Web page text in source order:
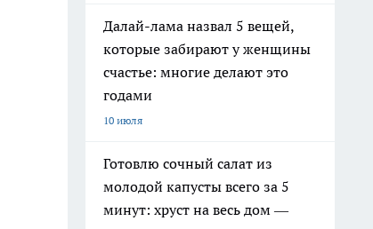
Далай-лама назвал 5 вещей,
которые забирают у женщины
счастье: многие делают это
годами
10 июля
Готовлю сочный салат из
молодой капусты всего за 5
минут: хруст на весь дом —